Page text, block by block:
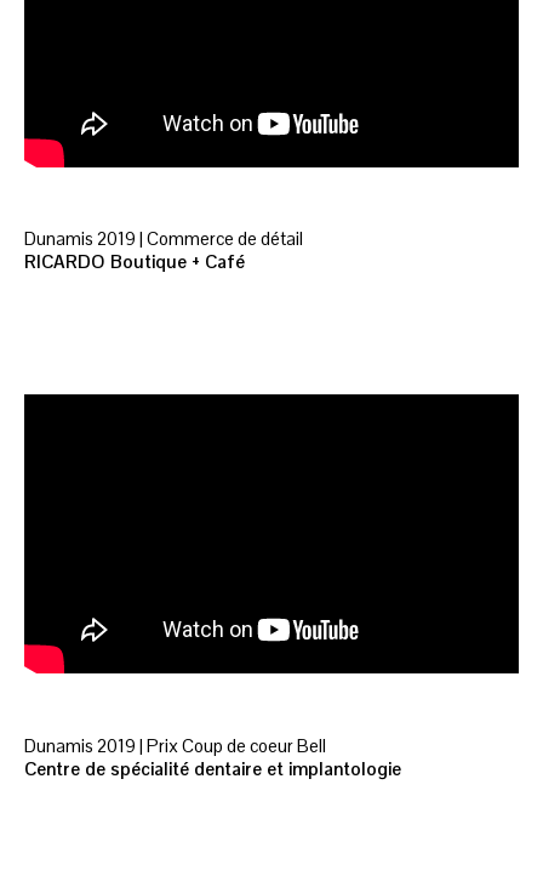
Dunamis 2019 | Commerce de détail
RICARDO Boutique + Café
Dunamis 2019 | Prix Coup de coeur Bell
Centre de spécialité dentaire et implantologie